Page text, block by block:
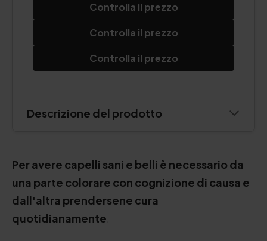
Controlla il prezzo
Controlla il prezzo
Controlla il prezzo
Descrizione del prodotto
Per avere capelli sani e belli è necessario da
una parte colorare con cognizione di causa e
dall'altra prendersene cura
quotidianamente.